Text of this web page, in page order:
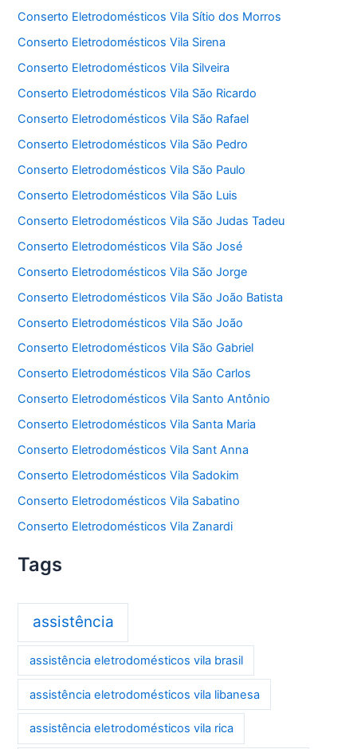
Conserto Eletrodomésticos Vila Sítio dos Morros
Conserto Eletrodomésticos Vila Sirena
Conserto Eletrodomésticos Vila Silveira
Conserto Eletrodomésticos Vila São Ricardo
Conserto Eletrodomésticos Vila São Rafael
Conserto Eletrodomésticos Vila São Pedro
Conserto Eletrodomésticos Vila São Paulo
Conserto Eletrodomésticos Vila São Luis
Conserto Eletrodomésticos Vila São Judas Tadeu
Conserto Eletrodomésticos Vila São José
Conserto Eletrodomésticos Vila São Jorge
Conserto Eletrodomésticos Vila São João Batista
Conserto Eletrodomésticos Vila São João
Conserto Eletrodomésticos Vila São Gabriel
Conserto Eletrodomésticos Vila São Carlos
Conserto Eletrodomésticos Vila Santo Antônio
Conserto Eletrodomésticos Vila Santa Maria
Conserto Eletrodomésticos Vila Sant Anna
Conserto Eletrodomésticos Vila Sadokim
Conserto Eletrodomésticos Vila Sabatino
Conserto Eletrodomésticos Vila Zanardi
Tags
assistência
assistência eletrodomésticos vila brasil
assistência eletrodomésticos vila libanesa
assistência eletrodomésticos vila rica